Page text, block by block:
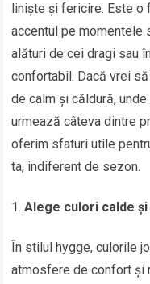
liniște și fericire. Este
accentul pe momentele
alături de cei dragi sau
confortabil. Dacă vrei
de calm și căldură,
urmează câteva dintre
oferim sfaturi utile
ta, indiferent de sezon.
Alege culori calde
În stilul hygge, culorile
atmosfere de confort și